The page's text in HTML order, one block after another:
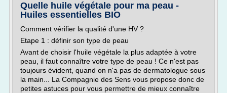
Quelle huile végétale pour ma peau -
Huiles essentielles BIO
Comment vérifier la qualité d'une HV ?
Etape 1 : définir son type de peau
Avant de choisir l'huile végétale la plus adaptée à votre
peau, il faut connaître votre type de peau ! Ce n'est pas
toujours évident, quand on n'a pas de dermatologue sous
la main... La Compagnie des Sens vous propose donc de
petites astuces pour vous permettre de mieux connaître